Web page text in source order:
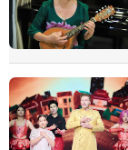
Ba đại
and
Trạm
mang